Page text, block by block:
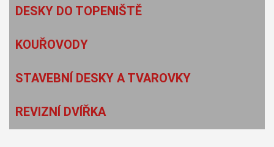
DESKY DO TOPENIŠTĚ
KOUŘOVODY
STAVEBNÍ DESKY A TVAROVKY
REVIZNÍ DVÍŘKA